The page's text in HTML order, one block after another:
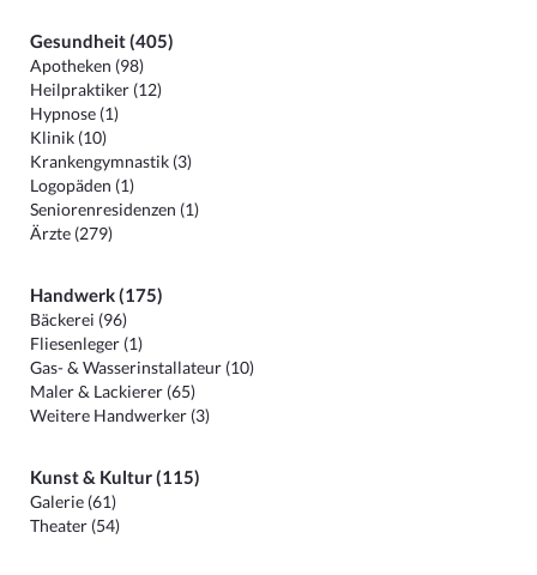
Gesundheit (405)
Apotheken (98)
Heilpraktiker (12)
Hypnose (1)
Klinik (10)
Krankengymnastik (3)
Logopäden (1)
Seniorenresidenzen (1)
Ärzte (279)
Handwerk (175)
Bäckerei (96)
Fliesenleger (1)
Gas- & Wasserinstallateur (10)
Maler & Lackierer (65)
Weitere Handwerker (3)
Kunst & Kultur (115)
Galerie (61)
Theater (54)